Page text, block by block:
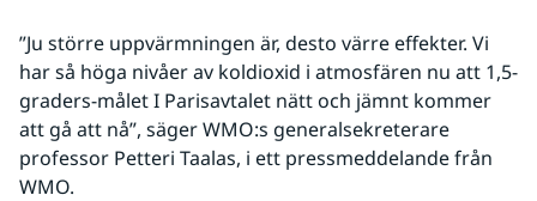
”Ju större uppvärmningen är, desto värre effekter. Vi
har så höga nivåer av koldioxid i atmosfären nu att 1,5-
graders-målet I Parisavtalet nätt och jämnt kommer
att gå att nå”, säger WMO:s generalsekreterare
professor Petteri Taalas, i ett pressmeddelande från
WMO.